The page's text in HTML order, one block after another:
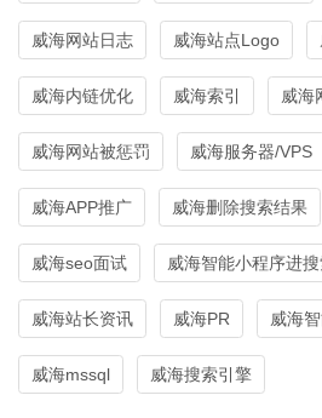
威海网站日志 威海站点Logo
威海内链优化 威海索引 威海
威海网站被惩罚 威海服务器/VPS
威海APP推广 威海删除搜索结果
威海seo面试 威海智能小程序进
威海站长资讯 威海PR 威海
威海mssql 威海搜索引擎